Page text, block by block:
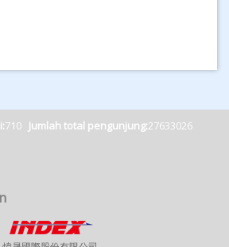
710 Jumlah total pengunjung:27633026